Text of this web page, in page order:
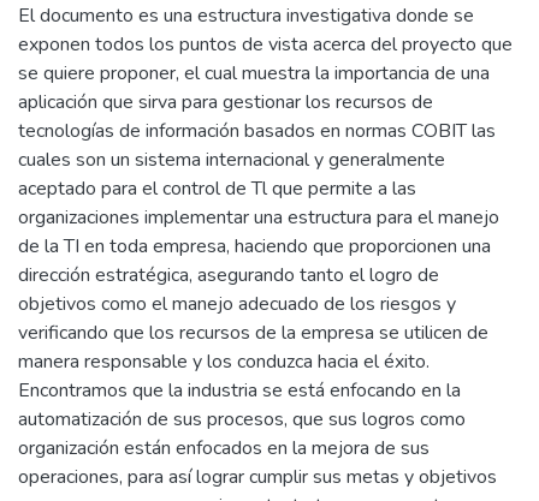
El documento es una estructura investigativa donde se
exponen todos los puntos de vista acerca del proyecto que
se quiere proponer, el cual muestra la importancia de una
aplicación que sirva para gestionar los recursos de
tecnologías de información basados en normas COBIT las
cuales son un sistema internacional y generalmente
aceptado para el control de Tl que permite a las
organizaciones implementar una estructura para el manejo
de la TI en toda empresa, haciendo que proporcionen una
dirección estratégica, asegurando tanto el logro de
objetivos como el manejo adecuado de los riesgos y
verificando que los recursos de la empresa se utilicen de
manera responsable y los conduzca hacia el éxito.
Encontramos que la industria se está enfocando en la
automatización de sus procesos, que sus logros como
organización están enfocados en la mejora de sus
operaciones, para así lograr cumplir sus metas y objetivos